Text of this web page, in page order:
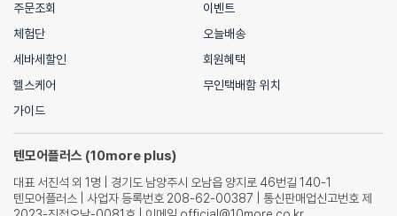
주문조회
이벤트
체험단
오늘배송
세바세할인
회원혜택
헬스케어
무인택배함 위치
가이드
텐모어플러스 (10more plus)
대표 서진석 외 1명 | 경기도 남양주시 오남읍 양지로 46번길 140-1
텐모어플러스 | 사업자 등록번호 208-62-00387 | 통신판매업신고번호 제